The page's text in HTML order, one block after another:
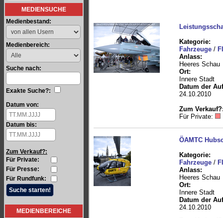
MEDIENSUCHE
Medienbestand:
Medienbereich:
Suche nach:
Exakte Suche?:
Datum von:
Datum bis:
Zum Verkauf?:
Für Private:
Für Presse:
Für Rundfunk:
MEDIENBEREICHE
Kategorie:
Fahrzeuge /
Anlass:
Heeres Schau
Ort:
Innere Stadt
Datum der
24.10.2010
Zum
Für Private:
ÖAMTC
Kategorie:
Fahrzeuge /
Anlass:
Heeres Schau
Ort:
Innere Stadt
Datum der
24.10.2010